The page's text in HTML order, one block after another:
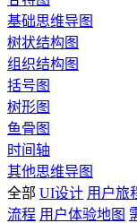
基础思维导图
树状结构图
组织结构图
括号图
树形图
鱼骨图
时间轴
其他思维导图
全部 UI设计 用户旅
流程 用户体验地图